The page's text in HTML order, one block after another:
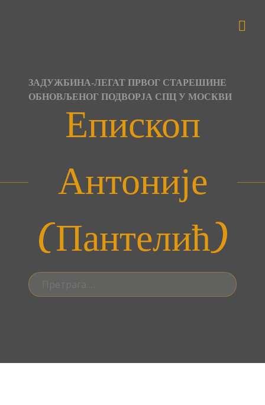
ЗАДУЖБИНА-ЛЕГАТ ПРВОГ СТАРЕШИНЕ
ОБНОВЉЕНОГ ПОДВОРЈА СПЦ У МОСКВИ
Епископ
Антоније
(Пантелић)
Претрага
за: